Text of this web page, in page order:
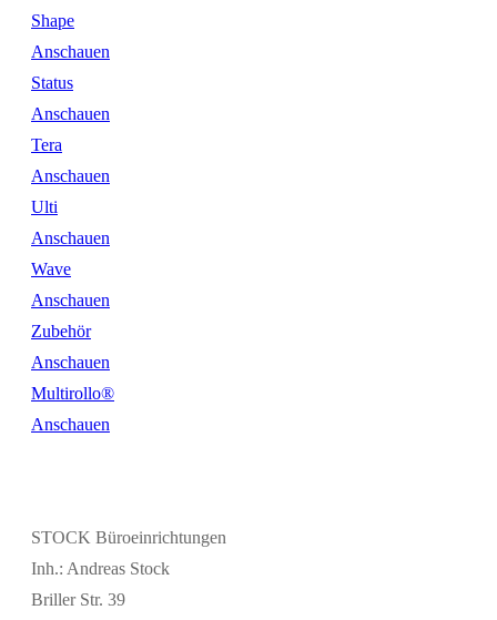
Shape
Anschauen
Status
Anschauen
Tera
Anschauen
Ulti
Anschauen
Wave
Anschauen
Zubehör
Anschauen
Multirollo®
Anschauen
STOCK Büroeinrichtungen
Inh.: Andreas Stock
Briller Str. 39